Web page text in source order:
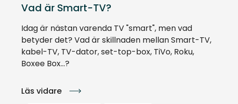
Vad är Smart-TV?
Idag är nästan varenda TV "smart", men vad
betyder det? Vad är skillnaden mellan Smart-TV,
kabel-TV, TV-dator, set-top-box, TiVo, Roku,
Boxee Box...?
Läs vidare